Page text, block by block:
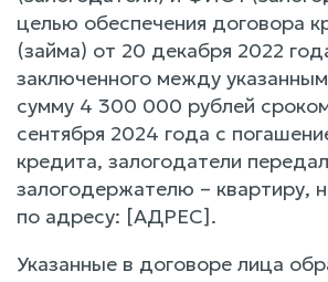
целью обеспечения договора
(займа) от 20 декабря 2022
заключенного между
сумму 4 300 000 рублей
сентября 2024 года с
кредита, залогодатели
залогодержателю – квартиру,
по адресу: [АДРЕС].
Указанные в договоре лица